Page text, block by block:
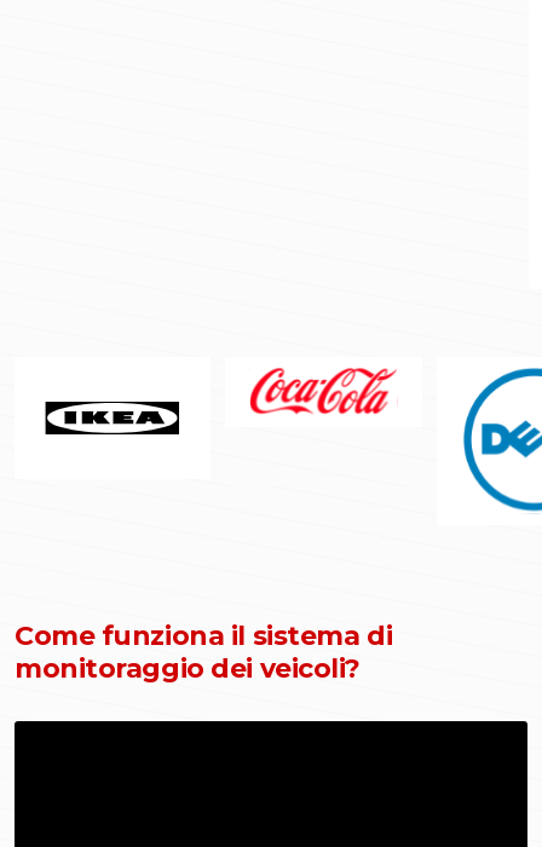
Come funziona il sistema di
monitoraggio dei veicoli?